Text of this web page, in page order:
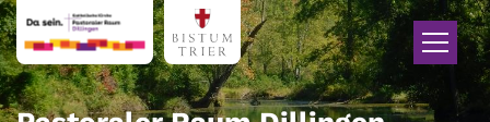
Zum Inhalt springen